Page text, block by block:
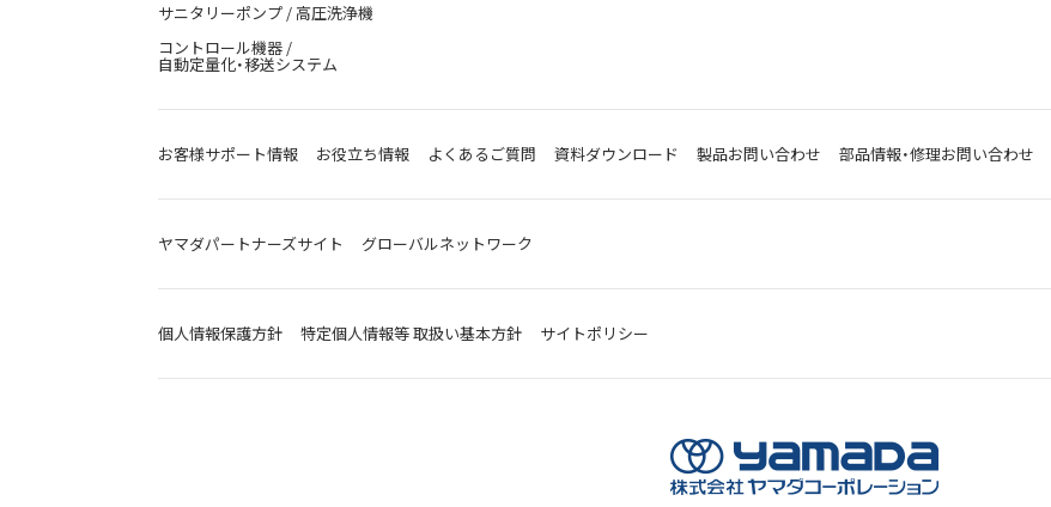
サニタリーポンプ / 高圧洗浄機
コントロール機器 /
自動定量化・移送システム
お客様サポート情報 お役立ち情報 よくあるご質問 資料ダウンロード 製品お問い合わせ 部品情報・修理お問い合わせ
ヤマダパートナーズサイト グローバルネットワーク
個人情報保護方針 特定個人情報等 取扱い基本方針 サイトポリシー